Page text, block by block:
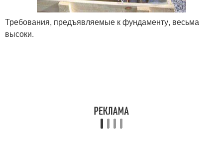
Требования, предъявляемые к фундаменту, весьма
высоки.